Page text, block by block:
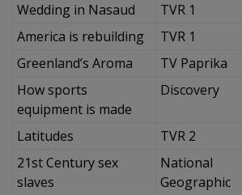
Wedding in Nasaud TVR 1
America is rebuilding
TVR 1
Greenland’s Aroma
TV Paprika
How sports
equipment is made
Discovery
Latitudes TVR 2
21st Century sex
slaves
National
Geographic